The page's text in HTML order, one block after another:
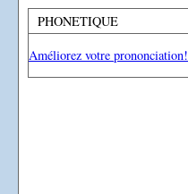
PHONETIQUE
Améliorez votre prononciation!